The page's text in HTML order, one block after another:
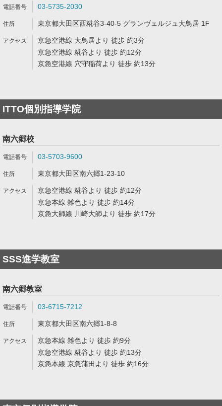
03-5735-2030
東京都大田区西糀谷3-40-5 グランヴェルジュ大鳥居 1F
京急空港線 大鳥居より 徒歩 約3分
京急空港線 糀谷より 徒歩 約12分
京急空港線 穴守稲荷より 徒歩 約13分
ITTO個別指導学院
南六郷校
03-5703-9600
東京都大田区南六郷1-23-10
京急空港線 糀谷より 徒歩 約12分
京急本線 雑色より 徒歩 約14分
京急大師線 川崎大師より 徒歩 約17分
SSS進学教室
南六郷教室
03-6715-7212
東京都大田区南六郷1-8-8
京急本線 雑色より 徒歩 約9分
京急空港線 糀谷より 徒歩 約13分
京急本線 京急蒲田より 徒歩 約16分